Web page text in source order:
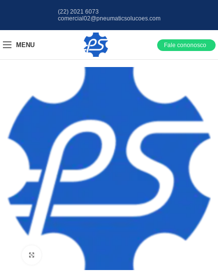
(22) 2021 6073
comercial02@pneumaticsolucoes.com
MENU Fale cononosco
Clique para ampliar